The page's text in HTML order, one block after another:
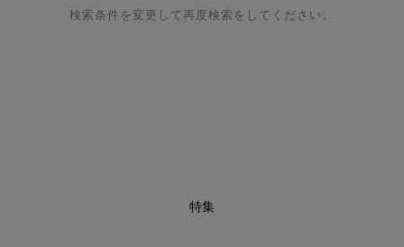
検索条件を変更して再度検索をしてください。
特集